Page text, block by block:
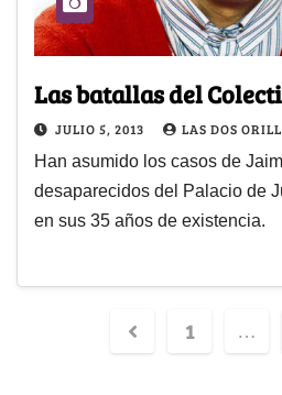
Las batallas del
JULIO 5, 2013 LAS DOS
Han asumido los casos de
desaparecidos del Palacio de
en sus 35 años de existencia.
1 …